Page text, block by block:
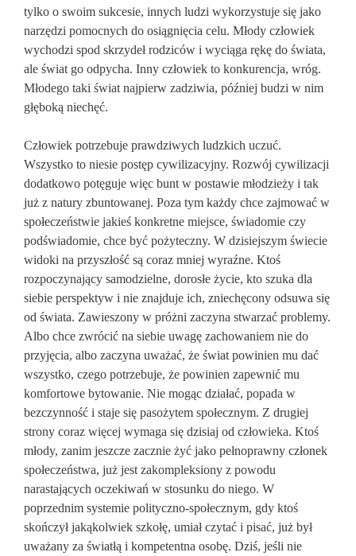
tylko o swoim sukcesie, innych ludzi wykorzystuje się jako
narzędzi pomocnych do osiągnięcia celu. Młody człowiek
wychodzi spod skrzydeł rodziców i wyciąga rękę do świata,
ale świat go odpycha. Inny człowiek to konkurencja, wróg.
Młodego taki świat najpierw zadziwia, później budzi w nim
głęboką niechęć.
Człowiek potrzebuje prawdziwych ludzkich uczuć.
Wszystko to niesie postęp cywilizacyjny. Rozwój cywilizacji
dodatkowo potęguje więc bunt w postawie młodzieży i tak
już z natury zbuntowanej. Poza tym każdy chce zajmować w
społeczeństwie jakieś konkretne miejsce, świadomie czy
podświadomie, chce być pożyteczny. W dzisiejszym świecie
widoki na przyszłość są coraz mniej wyraźne. Ktoś
rozpoczynający samodzielne, dorosłe życie, kto szuka dla
siebie perspektyw i nie znajduje ich, zniechęcony odsuwa się
od świata. Zawieszony w próżni zaczyna stwarzać problemy.
Albo chce zwrócić na siebie uwagę zachowaniem nie do
przyjęcia, albo zaczyna uważać, że świat powinien mu dać
wszystko, czego potrzebuje, że powinien zapewnić mu
komfortowe bytowanie. Nie mogąc działać, popada w
bezczynność i staje się pasożytem społecznym. Z drugiej
strony coraz więcej wymaga się dzisiaj od człowieka. Ktoś
młody, zanim jeszcze zacznie żyć jako pełnoprawny członek
społeczeństwa, już jest zakompleksiony z powodu
narastających oczekiwań w stosunku do niego. W
poprzednim systemie polityczno-społecznym, gdy ktoś
skończył jakąkolwiek szkołę, umiał czytać i pisać, już był
uważany za światłą i kompetentna osobę. Dziś, jeśli nie